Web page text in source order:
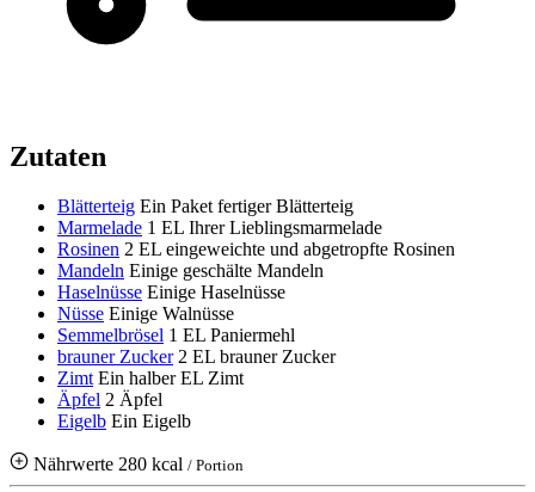
Zutaten
Blätterteig Ein Paket fertiger Blätterteig
Marmelade 1 EL Ihrer Lieblingsmarmelade
Rosinen 2 EL eingeweichte und abgetropfte Rosinen
Mandeln Einige geschälte Mandeln
Haselnüsse Einige Haselnüsse
Nüsse Einige Walnüsse
Semmelbrösel 1 EL Paniermehl
brauner Zucker 2 EL brauner Zucker
Zimt Ein halber EL Zimt
Äpfel 2 Äpfel
Eigelb Ein Eigelb
Nährwerte 280 kcal / Portion